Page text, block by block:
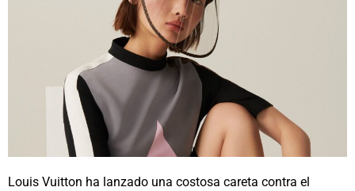
Louis Vuitton ha lanzado una costosa careta contra el